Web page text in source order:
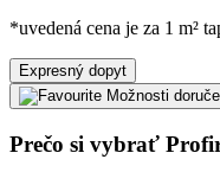
*uvedená cena je za 1 m²
Expresný dopyt
Možnosti
Prečo si vybrať